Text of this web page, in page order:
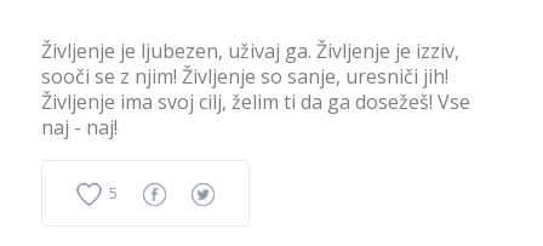
Življenje je ljubezen, uživaj ga. Življenje je izziv,
sooči se z njim! Življenje so sanje, uresniči jih!
Življenje ima svoj cilj, želim ti da ga dosežeš! Vse
naj - naj!
5